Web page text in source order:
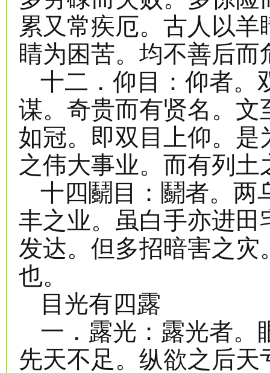
累又常疾厄。古人以
睛为困苦。均不善后
十二．仰目：仰者。
谋。奇贵而有贤名。
如冠。即双目上仰。
之伟大事业。而有列土
十四鬬目：鬬者。两
丰之业。虽白手亦进
发达。但多招暗害之
也。
目光有四露
一．露光：露光者。
先天不足。纵欲之后